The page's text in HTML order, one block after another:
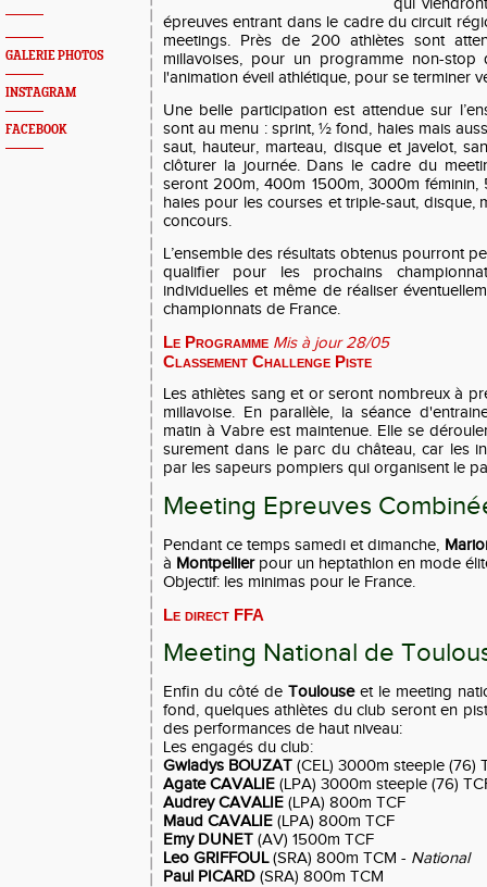
GALERIE PHOTOS
INSTAGRAM
FACEBOOK
qui
épreuves entrant dans le cadre du circuit
meetings. Près de 200 athlètes sont
millavoises, pour un programme non-stop
l'animation éveil athlétique, pour se terminer
Une belle participation est attendue sur
sont au menu : sprint, ½ fond, haies mais
saut, hauteur, marteau, disque et javelot,
clôturer la journée. Dans le cadre du
seront 200m, 400m 1500m, 3000m
haies pour les courses et triple-saut, disque,
concours.
L’ensemble des résultats obtenus pourront
qualifier pour les prochains
individuelles et même de réaliser
championnats de France.
Le Programme Mis à jour 28/05
Classement Challenge Piste
Les athlètes sang et or seront nombreux à
millavoise. En parallèle, la séance
matin à Vabre est maintenue. Elle se
surement dans le parc du château, car les
par les sapeurs pompiers qui organisent le
Meeting Epreuves
Pendant ce temps samedi et dimanche,
à Montpellier pour un heptathlon en mode
Objectif: les minimas pour le France.
Le direct FFA
Meeting National de
Enfin du côté de Toulouse et le meeting
fond, quelques athlètes du club seront en
des performances de haut niveau:
Les engagés du club:
Gwladys BOUZAT (CEL) 3000m steeple (76)
Agate CAVALIE (LPA) 3000m steeple (76)
Audrey CAVALIE (LPA) 800m TCF
Maud CAVALIE (LPA) 800m TCF
Emy DUNET (AV) 1500m TCF
Leo GRIFFOUL(SRA) 800m TCM - National
Paul PICARD (SRA) 800m TCM